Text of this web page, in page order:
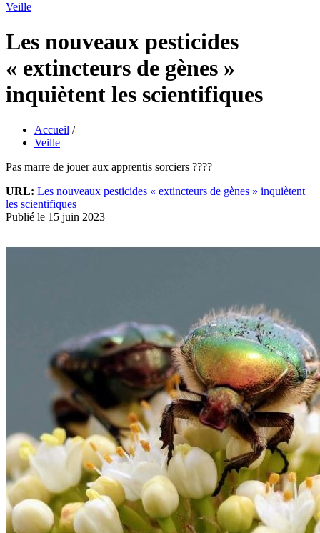
Veille
Les nouveaux pesticides
« extincteurs de gènes »
inquiètent les scientifiques
Accueil /
Veille
Pas marre de jouer aux apprentis sorciers ????
URL: Les nouveaux pesticides « extincteurs de gènes » inquiètent
les scientifiques
Publié le 15 juin 2023